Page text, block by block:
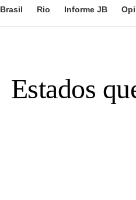
Brasil Rio Informe JB
Estados